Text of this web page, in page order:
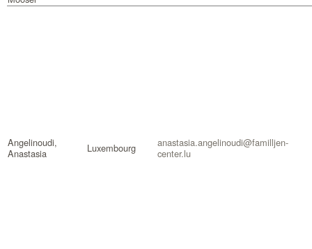
Angelinoudi,
Anastasia
Luxembourg
anastasia.angelinoudi@familljen-
center.lu